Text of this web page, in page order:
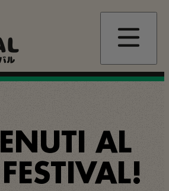
ル
AL